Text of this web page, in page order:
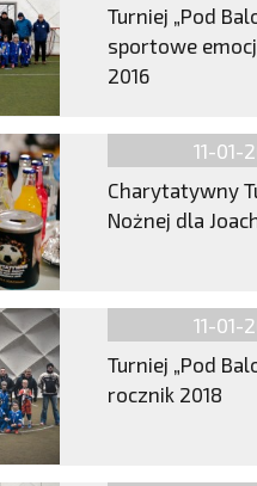
Turniej „Pod
sportowe
2016
11-01-
Charytatywny
Nożnej dla
11-01-
Turniej „Pod
rocznik 2018